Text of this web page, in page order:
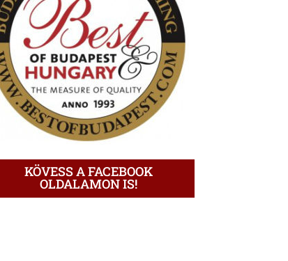
KÖVESS A FACEBOOK
OLDALAMON IS!